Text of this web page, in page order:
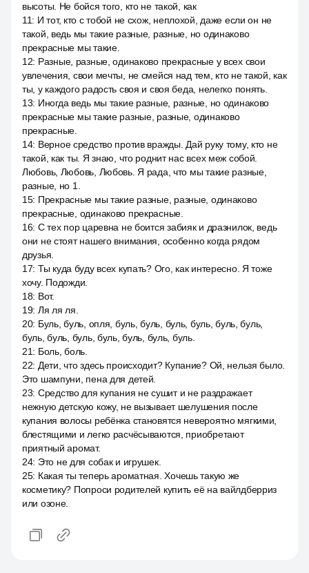
высоты. Не бойся того, кто не такой, как
11: И тот, кто с тобой не схож, неплохой, даже если он не
такой, ведь мы такие разные, разные, но одинаково
прекрасные мы такие.
12: Разные, разные, одинаково прекрасные у всех свои
увлечения, свои мечты, не смейся над тем, кто не такой, как
ты, у каждого радость своя и своя беда, нелегко понять.
13: Иногда ведь мы такие разные, разные, но одинаково
прекрасные мы такие разные, разные, одинаково
прекрасные.
14: Верное средство против вражды. Дай руку тому, кто не
такой, как ты. Я знаю, что роднит нас всех меж собой.
Любовь, Любовь, Любовь. Я рада, что мы такие разные,
разные, но 1.
15: Прекрасные мы такие разные, разные, одинаково
прекрасные, одинаково прекрасные.
16: С тех пор царевна не боится забияк и дразнилок, ведь
они не стоят нашего внимания, особенно когда рядом
друзья.
17: Ты куда буду всех купать? Ого, как интересно. Я тоже
хочу. Подожди.
18: Вот.
19: Ля ля ля.
20: Буль, буль, опля, буль, буль, буль, буль, буль, буль,
буль, буль, буль, буль, буль, буль, буль.
21: Боль, боль.
22: Дети, что здесь происходит? Купание? Ой, нельзя было.
Это шампуни, пена для детей.
23: Средство для купания не сушит и не раздражает
нежную детскую кожу, не вызывает шелушения после
купания волосы ребёнка становятся невероятно мягкими,
блестящими и легко расчёсываются, приобретают
приятный аромат.
24: Это не для собак и игрушек.
25: Какая ты теперь ароматная. Хочешь такую же
косметику? Попроси родителей купить её на вайлдберриз
или озоне.